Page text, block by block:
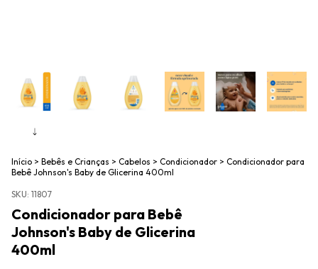
Início > Bebês e Crianças > Cabelos > Condicionador > Condicionador para
Bebê Johnson's Baby de Glicerina 400ml
SKU: 11807
Condicionador para Bebê
Johnson's Baby de Glicerina
400ml